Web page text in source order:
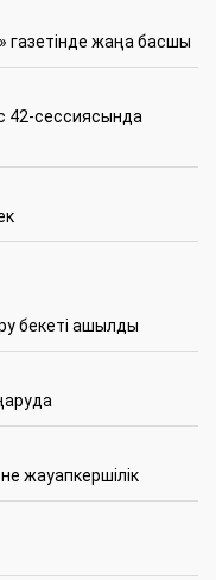
газетінде жаңа басшы
42-сессиясында
бекеті ашылды
жауапкершілік